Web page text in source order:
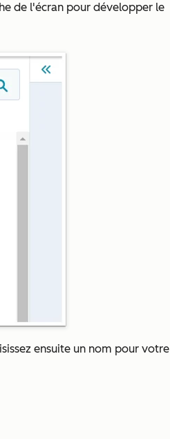
de l'écran pour développer le
ensuite un nom pour votre